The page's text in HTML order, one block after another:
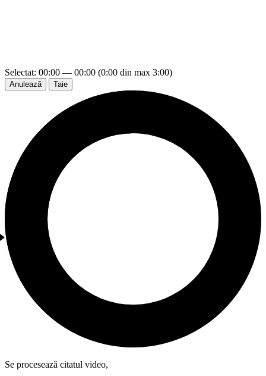
Selectat: 00:00 — 00:00 (0:00 din max 3:00)
Anulează Taie
Se procesează citatul video,